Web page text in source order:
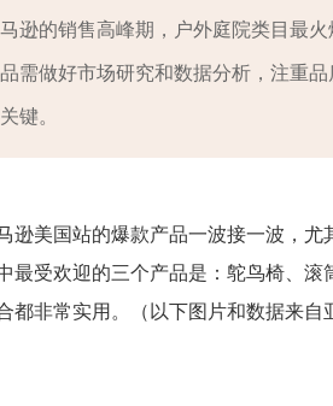
马逊的销售高峰期，户外庭院类目最
需做好市场研究和数据分析，注重
键。
逊美国站的爆款产品一波接一波，
最受欢迎的三个产品是：鸵鸟椅、
都非常实用。（以下图片和数据来自